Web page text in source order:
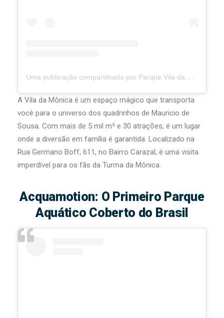
Uma publicação compartilhada por Parque Vila da Mônica Gramado (@viladamonicagramado)
A Vila da Mônica é um espaço mágico que transporta
você para o universo dos quadrinhos de Mauricio de
Sousa. Com mais de 5 mil m² e 30 atrações, é um lugar
onde a diversão em família é garantida. Localizado na
Rua Germano Boff, 611, no Bairro Carazal, é uma visita
imperdível para os fãs da Turma da Mônica.
Acquamotion: O Primeiro Parque
Aquático Coberto do Brasil